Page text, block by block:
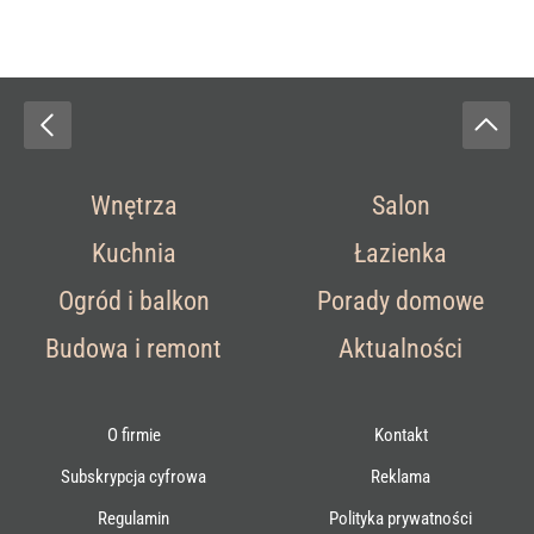
Wnętrza
Salon
Kuchnia
Łazienka
Ogród i balkon
Porady domowe
Budowa i remont
Aktualności
O firmie
Kontakt
Subskrypcja cyfrowa
Reklama
Regulamin
Polityka prywatności